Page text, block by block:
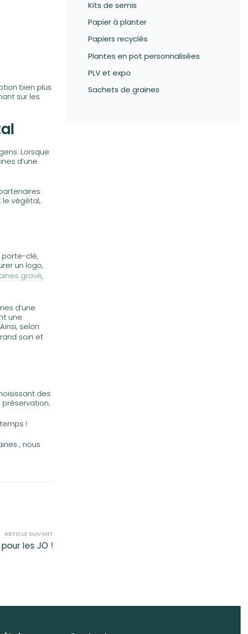
bien plus
sur les
Lorsque
d’une
le végétal,
porte-clé,
un logo,
gravé,
d’une
une
selon
soin et
des
!
, nous
ARTICLE SUIVANT
les JO !
Kits de semis
Papier à planter
Papiers recyclés
Plantes en pot personnalisées
PLV et expo
Sachets de graines